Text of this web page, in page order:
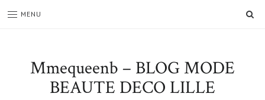
MENU
Mmequeenb – BLOG MODE
BEAUTE DECO LILLE